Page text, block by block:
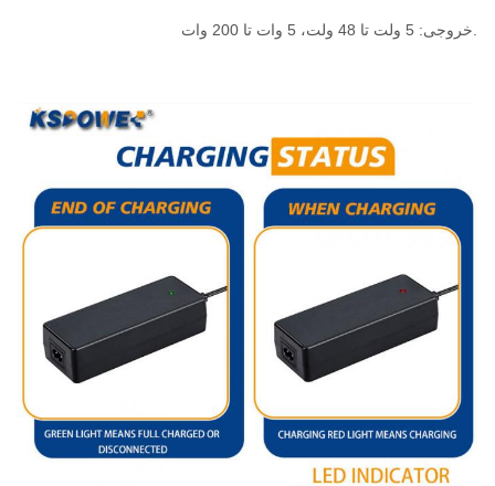
.خروجی: 5 ولت تا 48 ولت، 5 وات تا 200 وات